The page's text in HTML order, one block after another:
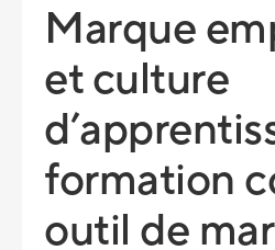
Marque
et culture
formation
outil de